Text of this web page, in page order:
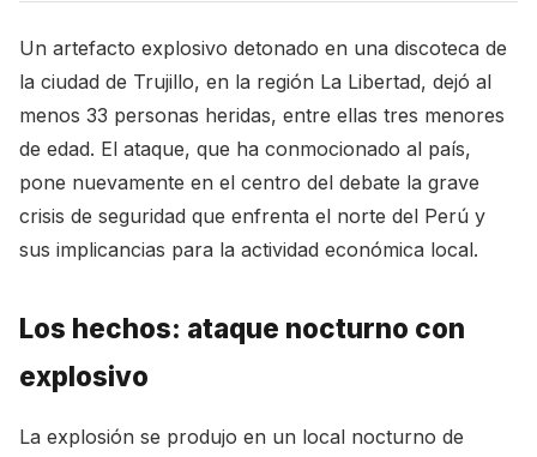
Un artefacto explosivo detonado en una discoteca de
la ciudad de Trujillo, en la región La Libertad, dejó al
menos 33 personas heridas, entre ellas tres menores
de edad. El ataque, que ha conmocionado al país,
pone nuevamente en el centro del debate la grave
crisis de seguridad que enfrenta el norte del Perú y
sus implicancias para la actividad económica local.
Los hechos: ataque nocturno con
explosivo
La explosión se produjo en un local nocturno de